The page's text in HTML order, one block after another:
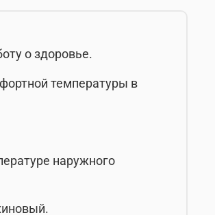
о здоровье.
температуры в
наружного